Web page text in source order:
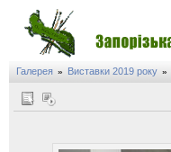
Галерея » Виставки 2019 року »